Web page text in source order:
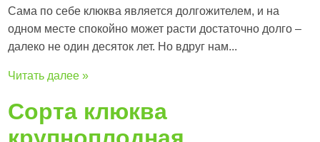
Сама по себе клюква является долгожителем, и на
одном месте спокойно может расти достаточно долго –
далеко не один десяток лет. Но вдруг нам...
Читать далее »
Сорта клюква